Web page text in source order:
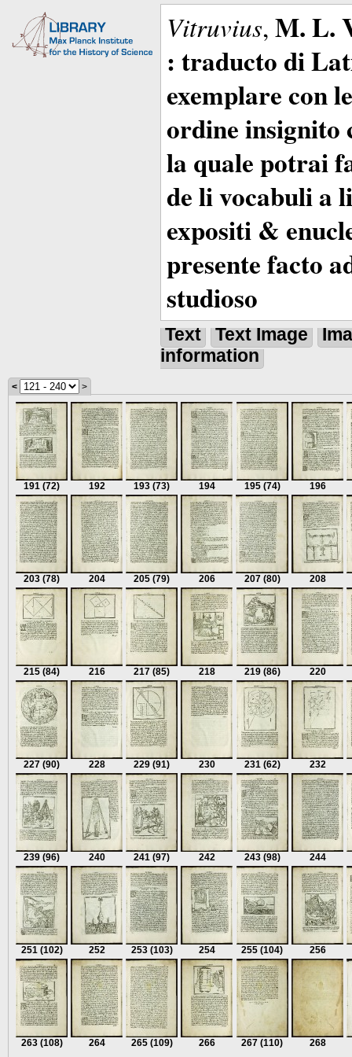
Vitruvius, M. L.
: traducto di
exemplare con
ordine insignito
la quale potrai
de li vocabuli a
expositi &
presente facto
studioso
Text Text Image
information
< >
191 (72) 192 193 (73) 194 195 (74) 196
203 (78) 204 205 (79) 206 207 (80) 208
215 (84) 216 217 (85) 218 219 (86) 220
227 (90) 228 229 (91) 230 231 (62) 232
239 (96) 240 241 (97) 242 243 (98) 244
251 (102) 252 253 (103) 254 255 (104) 256
263 (108) 264 265 (109) 266 267 (110) 268